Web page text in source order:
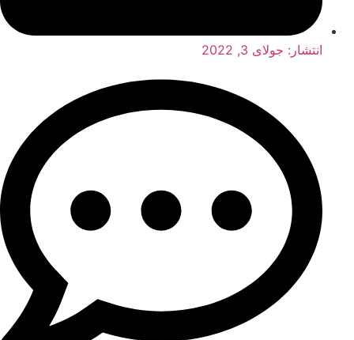
انتشار: جولای 3, 2022